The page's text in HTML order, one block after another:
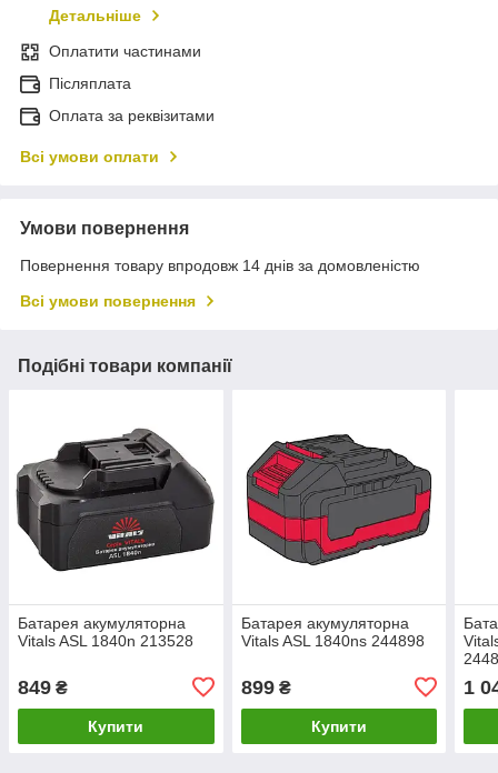
Детальніше
Оплатити частинами
Післяплата
Оплата за реквізитами
Всі умови оплати
Умови повернення
Повернення товару впродовж 14 днів за домовленістю
Всі умови повернення
Подібні товари компанії
Батарея акумуляторна
Vitals ASL 1840n 213528
849 ₴
Купити
Батарея акумуляторна
Vitals ASL 1840ns 244898
899₴
Купити
1